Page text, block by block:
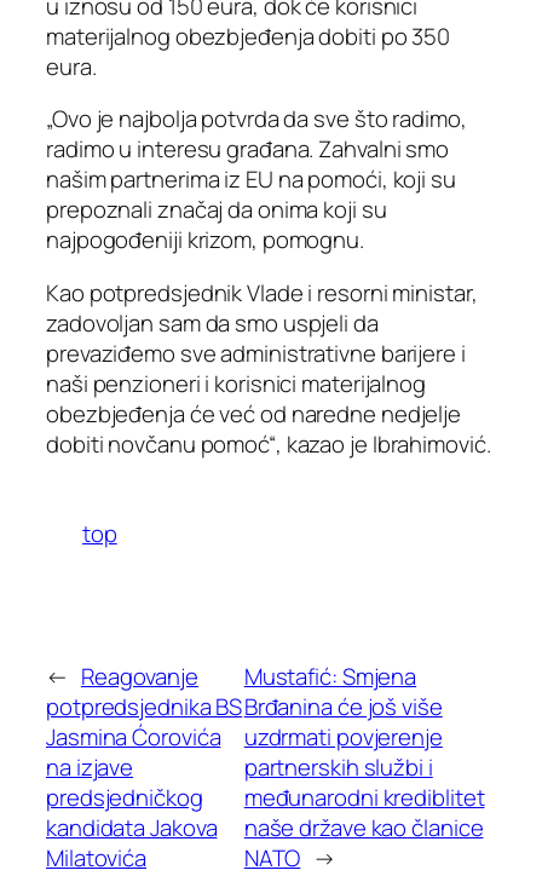
materijalnog obezbjeđenja dobiti po 350
eura.
„Ovo je najbolja potvrda da sve što radimo,
radimo u interesu građana. Zahvalni smo
našim partnerima iz EU na pomoći, koji su
prepoznali značaj da onima koji su
najpogođeniji krizom, pomognu.
Kao potpredsjednik Vlade i resorni ministar,
zadovoljan sam da smo uspjeli da
prevaziđemo sve administrativne barijere i
naši penzioneri i korisnici materijalnog
obezbjeđenja će već od naredne nedjelje
dobiti novčanu pomoć“, kazao je Ibrahimović.
top
← Reagovanje
potpredsjednika BS
Jasmina Ćorovića
na izjave
predsjedničkog
kandidata Jakova
Milatovića
Mustafić: Smjena
Brđanina će još više
uzdrmati povjerenje
partnerskih službi i
međunarodni krediblitet
naše države kao članice
NATO →